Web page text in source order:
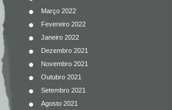
Março 2022
Fevereiro 2022
Janeiro 2022
Dezembro 2021
Novembro 2021
Outubro 2021
Setembro 2021
Agosto 2021